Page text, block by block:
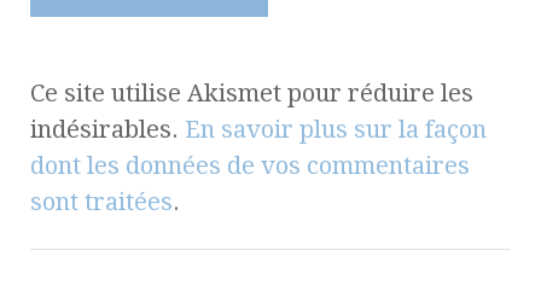
Ce site utilise Akismet pour réduire les
indésirables. En savoir plus sur la façon
dont les données de vos commentaires
sont traitées.